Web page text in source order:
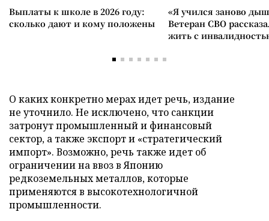
Выплаты к школе в 2026 году:
сколько дают и кому положены
«Я учился заново
Ветеран СВО
жить с
О каких конкретно мерах идет речь, издание
не уточнило. Не исключено, что санкции
затронут промышленный и финансовый
сектор, а также экспорт и «стратегический
импорт». Возможно, речь также идет об
ограничении на ввоз в Японию
редкоземельных металлов, которые
применяются в высокотехнологичной
промышленности.